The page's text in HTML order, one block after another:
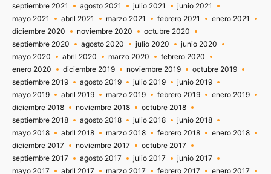
septiembre 2021
agosto 2021 julio 2021
junio 2021
mayo 2021
abril 2021 marzo 2021 febrero 2021
enero 2021
diciembre 2020
noviembre 2020
octubre 2020
septiembre 2020
agosto 2020 julio 2020
junio 2020
mayo 2020
abril 2020 marzo 2020
febrero 2020
enero 2020
diciembre 2019 noviembre 2019
octubre 2019
septiembre 2019
agosto 2019 julio 2019
junio 2019
mayo 2019
abril 2019 marzo 2019 febrero 2019
enero 2019
diciembre 2018
noviembre 2018
octubre 2018
septiembre 2018
agosto 2018 julio 2018
junio 2018
mayo 2018
abril 2018 marzo 2018 febrero 2018
enero 2018
diciembre 2017
noviembre 2017
octubre 2017
septiembre 2017
agosto 2017 julio 2017
junio 2017
mayo 2017
abril 2017 marzo 2017 febrero 2017 enero 2017